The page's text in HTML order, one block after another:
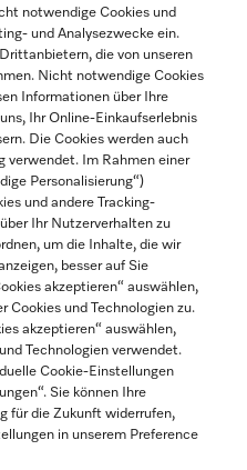
Lieferung stets ohne
notwendige Cookies und
und Analysezwecke ein.
die von unseren
Nicht notwendige Cookies
Informationen über Ihre
Ihr Online-Einkaufserlebnis
Die Cookies werden auch
verwendet. Im Rahmen einer
Personalisierung“)
und andere Tracking-
Ihr Nutzerverhalten zu
um die Inhalte, die wir
besser auf Sie
akzeptieren“ auswählen,
Cookies und Technologien zu.
akzeptieren“ auswählen,
Technologien verwendet.
Cookie-Einstellungen
Sie können Ihre
für die Zukunft widerrufen,
in unserem Preference